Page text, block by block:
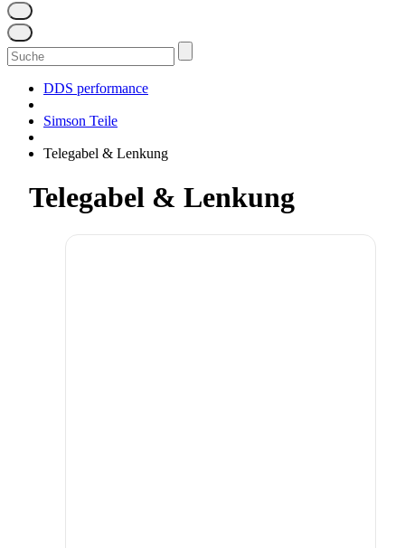
Suchen
nach:
DDS performance
Simson Teile
Telegabel & Lenkung
Telegabel & Lenkung